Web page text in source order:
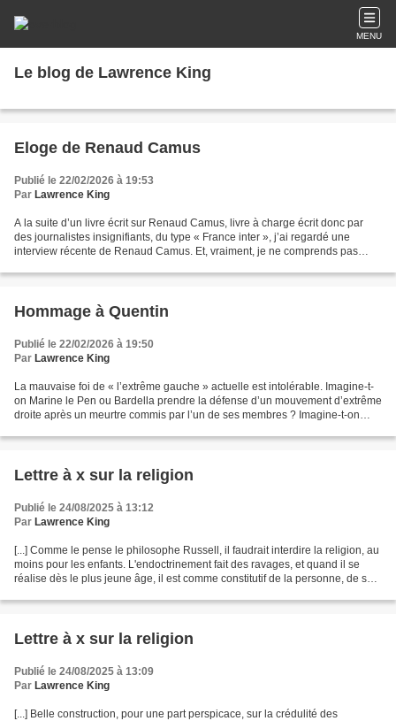
MENU
Le blog de Lawrence King
Eloge de Renaud Camus
Publié le 22/02/2026 à 19:53
Par Lawrence King
A la suite d’un livre écrit sur Renaud Camus, livre à charge écrit donc par
des journalistes insignifiants, du type « France inter », j’ai regardé une
interview récente de Renaud Camus. Et, vraiment, je ne comprends pas
Hommage à Quentin
Publié le 22/02/2026 à 19:50
Par Lawrence King
La mauvaise foi de « l’extrême gauche » actuelle est intolérable. Imagine-t-
on Marine le Pen ou Bardella prendre la défense d’un mouvement d’extrême
droite après un meurtre commis par l’un de ses membres ? Imagine-t-on
Lettre à x sur la religion
Publié le 24/08/2025 à 13:12
Par Lawrence King
[...] Comme le pense le philosophe Russell, il faudrait interdire la religion, au
moins pour les enfants. L'endoctrinement fait des ravages, et quand il se
réalise dès le plus jeune âge, il est comme constitutif de la personne, de son
Lettre à x sur la religion
Publié le 24/08/2025 à 13:09
Par Lawrence King
[...] Belle construction, pour une part perspicace, sur la crédulité des